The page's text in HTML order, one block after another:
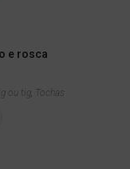
e rosca
ou tig, Tochas